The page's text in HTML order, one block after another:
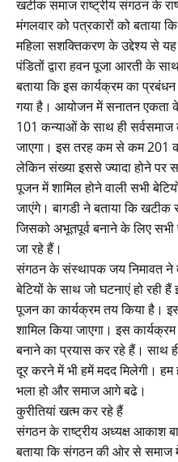
खटीक समाज राष्ट्रीय संगठन के
मंगलवार को पत्रकारों को बताया
महिला सशक्तिकरण के उद्देश्य से यह
पंडितों द्वारा हवन पूजा आरती के
बताया कि इस कार्यक्रम का
गया है। आयोजन में सनातन
101 कन्याओं के साथ ही सर्वसमाज
जाएगा। इस तरह कम से कम 201
लेकिन संख्या इससे ज्यादा होने पर
पूजन में शामिल होने वाली सभी
जाएंगे। बागडी ने बताया कि
जिसको अभूतपूर्व बनाने के लिए सभी
जा रहे हैं।
संगठन के संस्थापक जय निमावत ने
बेटियों के साथ जो घटनाएं हो रही
पूजन का कार्यक्रम तय किया है।
शामिल किया जाएगा। इस
बनाने का प्रयास कर रहे हैं। साथ
दूर करने में भी हमें मदद मिलेगी।
भला हो और समाज आगे बढे।
कुरीतियां खत्म कर रहे हैं
संगठन के राष्ट्रीय अध्यक्ष आकाश
बताया कि संगठन की ओर से समाज